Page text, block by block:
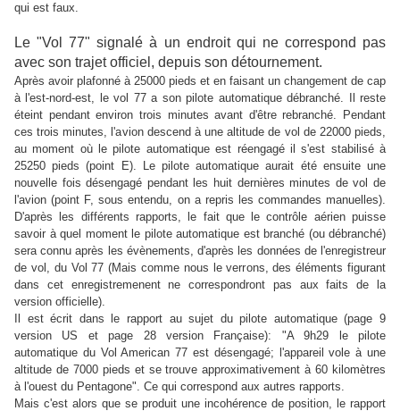
qui est faux.
Le "Vol 77" signalé à un endroit qui ne correspond pas
avec son trajet officiel, depuis son détournement.
Après avoir plafonné à 25000 pieds et en faisant un changement de cap
à l'est-nord-est, le vol 77 a son pilote automatique débranché. Il reste
éteint pendant environ trois minutes avant d'être rebranché. Pendant
ces trois minutes, l'avion descend à une altitude de vol de 22000 pieds,
au moment où le pilote automatique est réengagé il s'est stabilisé à
25250 pieds (point E). Le pilote automatique aurait été ensuite une
nouvelle fois désengagé pendant les huit dernières minutes de vol de
l'avion (point F, sous entendu, on a repris les commandes manuelles).
D'après les différents rapports, le fait que le contrôle aérien puisse
savoir à quel moment le pilote automatique est branché (ou débranché)
sera connu après les évènements, d'après les données de l'enregistreur
de vol, du Vol 77 (Mais comme nous le verrons, des éléments figurant
dans cet enregistremenent ne correspondront pas aux faits de la
version officielle).
Il est écrit dans le rapport au sujet du pilote automatique (page 9
version US et page 28 version Française): "A 9h29 le pilote
automatique du Vol American 77 est désengagé; l'appareil vole à une
altitude de 7000 pieds et se trouve approximativement à 60 kilomètres
à l'ouest du Pentagone". Ce qui correspond aux autres rapports.
Mais c'est alors que se produit une incohérence de position, le rapport